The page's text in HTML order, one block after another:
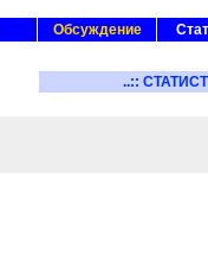
Обсуждение
..::